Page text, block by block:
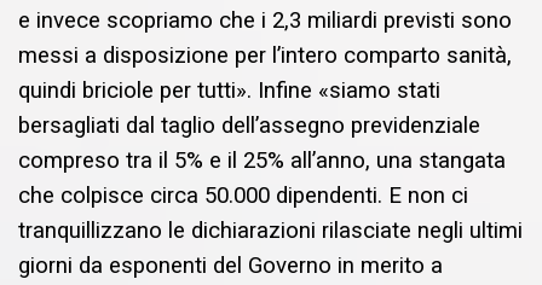
e invece scopriamo che i 2,3 miliardi previsti sono
messi a disposizione per l’intero comparto sanità,
quindi briciole per tutti». Infine «siamo stati
bersagliati dal taglio dell’assegno previdenziale
compreso tra il 5% e il 25% all’anno, una stangata
che colpisce circa 50.000 dipendenti. E non ci
tranquillizzano le dichiarazioni rilasciate negli ultimi
giorni da esponenti del Governo in merito a